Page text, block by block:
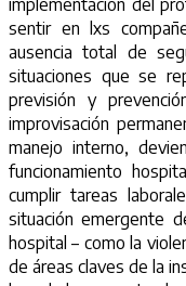
sentir en lxs
ausencia total de
situaciones que se
previsión y
improvisación
manejo interno,
funcionamiento
cumplir tareas
situación emergente
hospital – como la
de áreas claves de la